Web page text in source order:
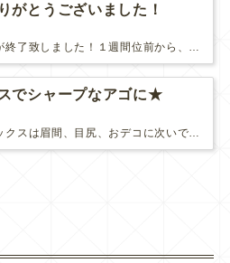
がとうございました！
本年の診療が終了致しました！１週間位前から、クリニックはバタバタしていて、表ではなるべくすました顔を装っておりましたが、裏では…
でシャープなアゴに★